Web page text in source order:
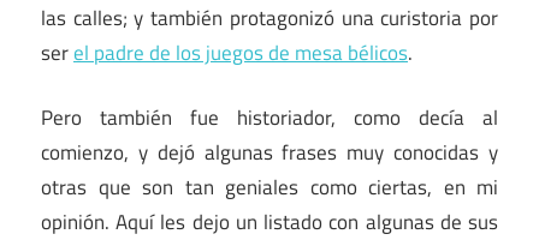
las calles; y también protagonizó una curistoria por
serel padre de los juegos de mesa bélicos.
Pero también fue historiador, como decía al
comienzo, y dejó algunas frases muy conocidas y
otras que son tan geniales como ciertas, en mi
opinión. Aquí les dejo un listado con algunas de sus